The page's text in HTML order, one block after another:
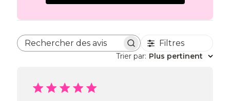
Rechercher des avisFiltres
Trier par: Plus pertinent